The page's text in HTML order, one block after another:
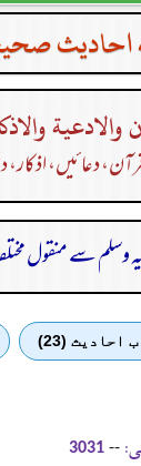
احاديث
دعا ئیں،
وسلم سے منقول
احادیث (23)
--
3031